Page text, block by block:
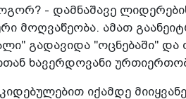
- დამნაშავე
მოღვაწეობა. ამათ
გადავიდა "ოცნებაში" და
ხავერდოვანი
იქამდე